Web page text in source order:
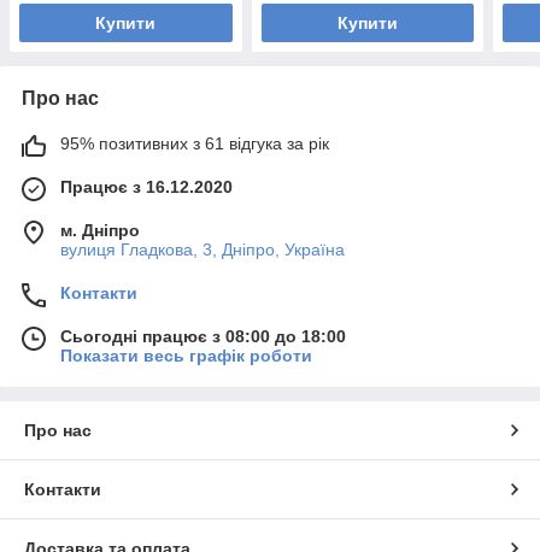
Купити Купити
Про нас
95% позитивних з 61 відгука за рік
Працює з 16.12.2020
м. Дніпро
вулиця Гладкова, 3, Дніпро, Україна
Контакти
Сьогодні працює з 08:00 до 18:00
Показати весь графік роботи
Про нас
Контакти